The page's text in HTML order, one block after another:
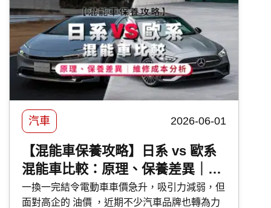
汽車 2026-06-01
【混能車保養攻略】日系 vs 歐系
混能車比較：原理、保養差異｜維
修成本分析
一換一完結令電動車車價急升，吸引力減弱，但
面對高企的 油價 ，近期不少汽車品牌也轉為力